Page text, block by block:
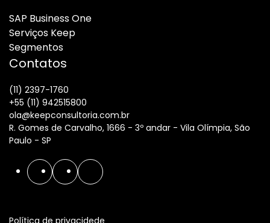
SAP Business One
Serviços Keep
Segmentos
Contatos
(11) 2397-1760
+55 (11) 942515800
ola@keepconsultoria.com.br
R. Gomes de Carvalho, 1666 - 3º andar - Vila Olímpia, São
Paulo - SP
Política de privacidede